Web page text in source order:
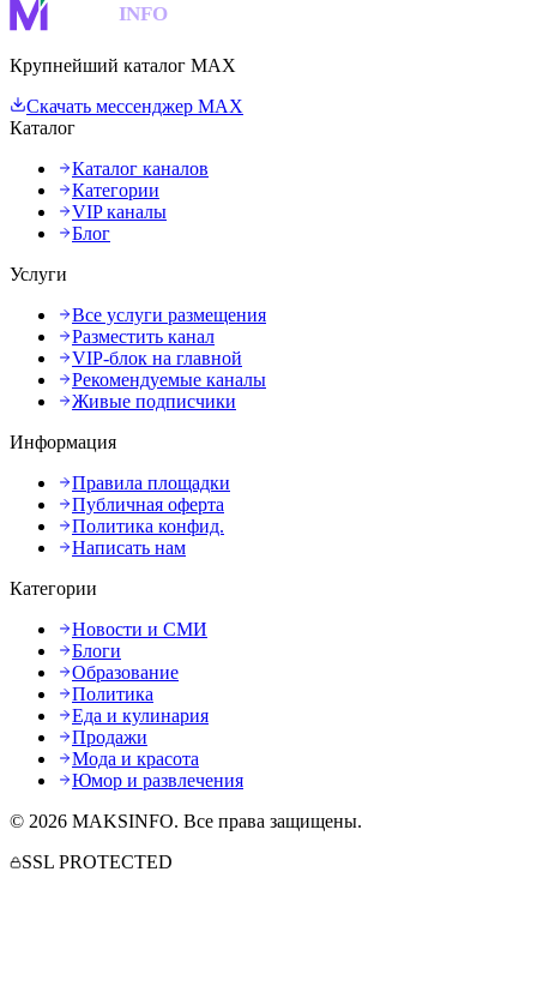
INFO
Крупнейший каталог MAX
Скачать мессенджер MAX
Каталог
Каталог каналов
Категории
VIP каналы
Блог
Услуги
Все услуги размещения
Разместить канал
VIP-блок на главной
Рекомендуемые каналы
Живые подписчики
Информация
Правила площадки
Публичная оферта
Политика конфид.
Написать нам
Категории
Новости и СМИ
Блоги
Образование
Политика
Еда и кулинария
Продажи
Мода и красота
Юмор и развлечения
© 2026 MAKSINFO. Все права защищены.
SSL PROTECTED